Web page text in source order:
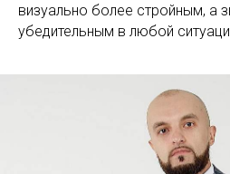
визуально более стройным, а
убедительным в любой